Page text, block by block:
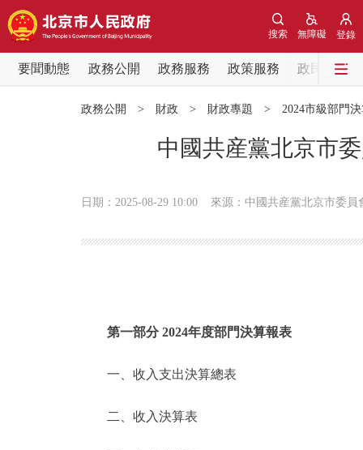
登錄
無障礙
搜索
要聞動態 政務公開 政務服務 政策服務
政民互動
政務公開 > 財政 > 財政專題 > 2024市級部門
中國共産黨北京市
日期：2025-08-29 10:00 來源：中國共産黨北京市委
第一部分 2024年度部門決算報表
一、收入支出決算總表
二、收入決算表